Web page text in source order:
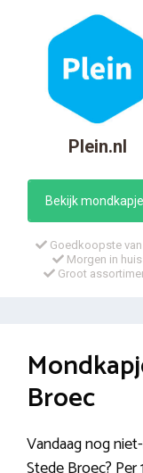
Plein.nl
Bekijk
Goedkoopste
Morgen in huis
Groot
Broec
Vandaag nog